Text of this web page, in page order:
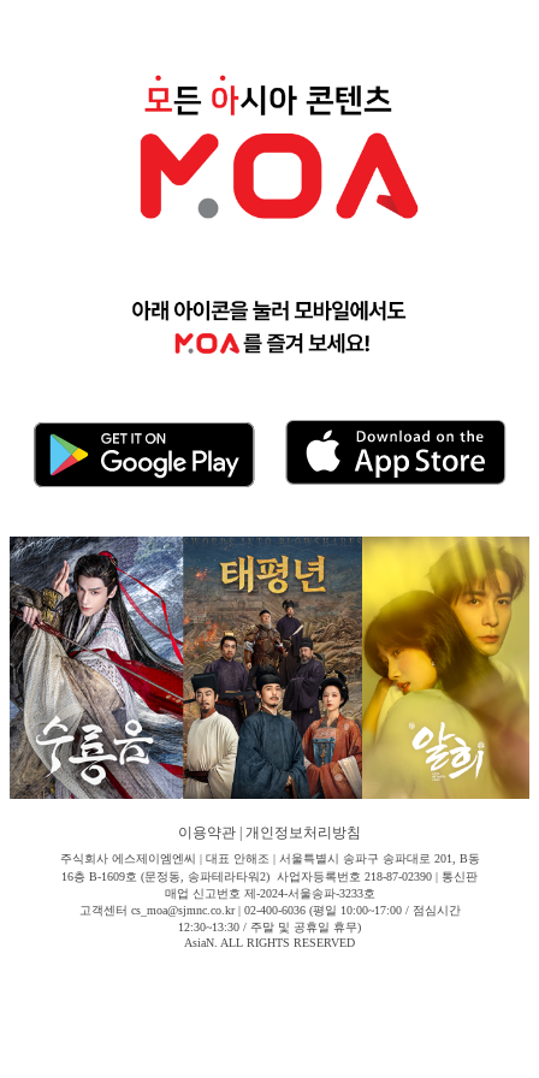
이용약관 개인정보처리방침
주식회사 에스제이엠엔씨 | 대표 안해조 | 서울특별시 송파구 송파대로 201, B동
16층 B-1609호 (문정동, 송파테라타워2) 사업자등록번호 218-87-02390 | 통신판
매업 신고번호 제-2024-서울송파-3233호
고객센터 cs_moa@sjmnc.co.kr | 02-400-6036 (평일 10:00~17:00 / 점심시간
12:30~13:30 / 주말 및 공휴일 휴무)
AsiaN. ALL RIGHTS RESERVED